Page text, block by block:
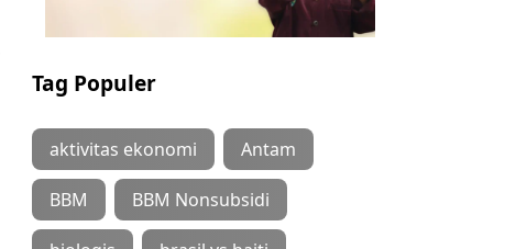
Tag Populer
aktivitas ekonomi Antam
BBM BBM Nonsubsidi